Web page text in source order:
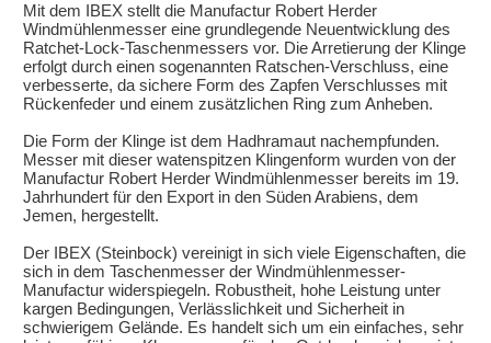
Mit dem IBEX stellt die Manufactur Robert Herder
Windmühlenmesser eine grundlegende Neuentwicklung des
Ratchet-Lock-Taschenmessers vor. Die Arretierung der Klinge
erfolgt durch einen sogenannten Ratschen-Verschluss, eine
verbesserte, da sichere Form des Zapfen Verschlusses mit
Rückenfeder und einem zusätzlichen Ring zum Anheben.
Die Form der Klinge ist dem Hadhramaut nachempfunden.
Messer mit dieser watenspitzen Klingenform wurden von der
Manufactur Robert Herder Windmühlenmesser bereits im 19.
Jahrhundert für den Export in den Süden Arabiens, dem
Jemen, hergestellt.
Der IBEX (Steinbock) vereinigt in sich viele Eigenschaften, die
sich in dem Taschenmesser der Windmühlenmesser-
Manufactur widerspiegeln. Robustheit, hohe Leistung unter
kargen Bedingungen, Verlässlichkeit und Sicherheit in
schwierigem Gelände. Es handelt sich um ein einfaches, sehr